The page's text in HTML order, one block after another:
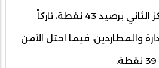
وجاء الجمارك في المركز الثاني برصيد 43 نقطة، تاركاً
والمطاردين، فيما احتل الأمن